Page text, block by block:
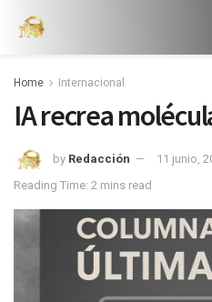
Home Internacional
IA recrea
by Redacción
11 junio,
Reading Time: 2 mins read